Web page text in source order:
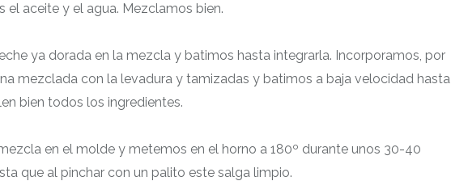
el aceite y el agua. Mezclamos bien.
ya dorada en la mezcla y batimos hasta integrarla. Incorporamos, por
mezclada con la levadura y tamizadas y batimos a baja velocidad hasta
bien todos los ingredientes.
en el molde y metemos en el horno a 180º durante unos 30-40
que al pinchar con un palito este salga limpio.